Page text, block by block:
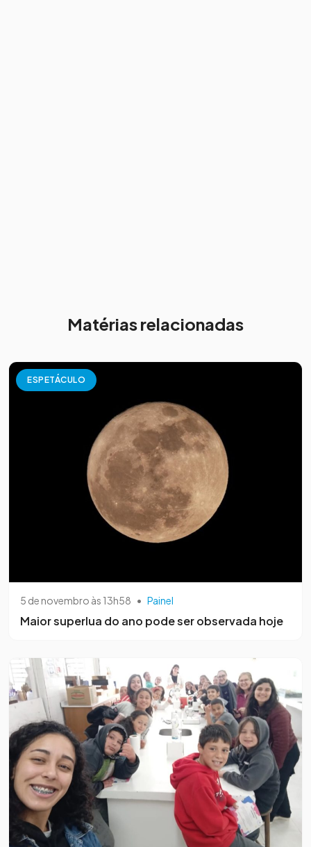
Matérias relacionadas
ESPETÁCULO
5 de novembro às 13h58 • Painel
Maior superlua do ano pode ser observada hoje